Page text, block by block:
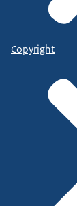
Copyright